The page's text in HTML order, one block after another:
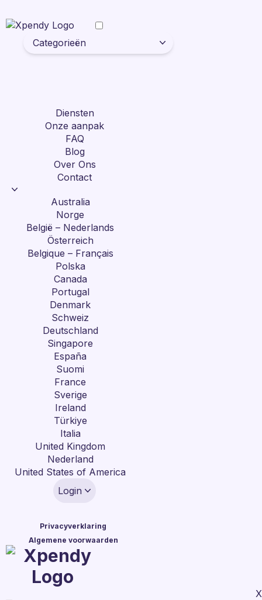
Categorieën
Diensten
Onze aanpak
FAQ
Blog
Over Ons
Contact
Australia
Norge
België – Nederlands
Österreich
Belgique – Français
Polska
Canada
Portugal
Denmark
Schweiz
Deutschland
Singapore
España
Suomi
France
Sverige
Ireland
Türkiye
Italia
United Kingdom
Nederland
United States of America
Login
Privacyverklaring
Algemene voorwaarden
X